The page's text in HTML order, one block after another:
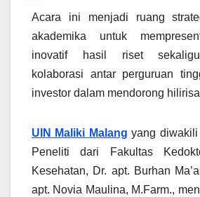
Acara ini menjadi ruang
akademika untuk
inovatif hasil riset
kolaborasi antar perguruan
investor dalam mendorong
UIN Maliki Malang yang
Peneliti dari Fakultas
Kesehatan, Dr. apt. Burhan
apt. Novia Maulina, M.Farm.,